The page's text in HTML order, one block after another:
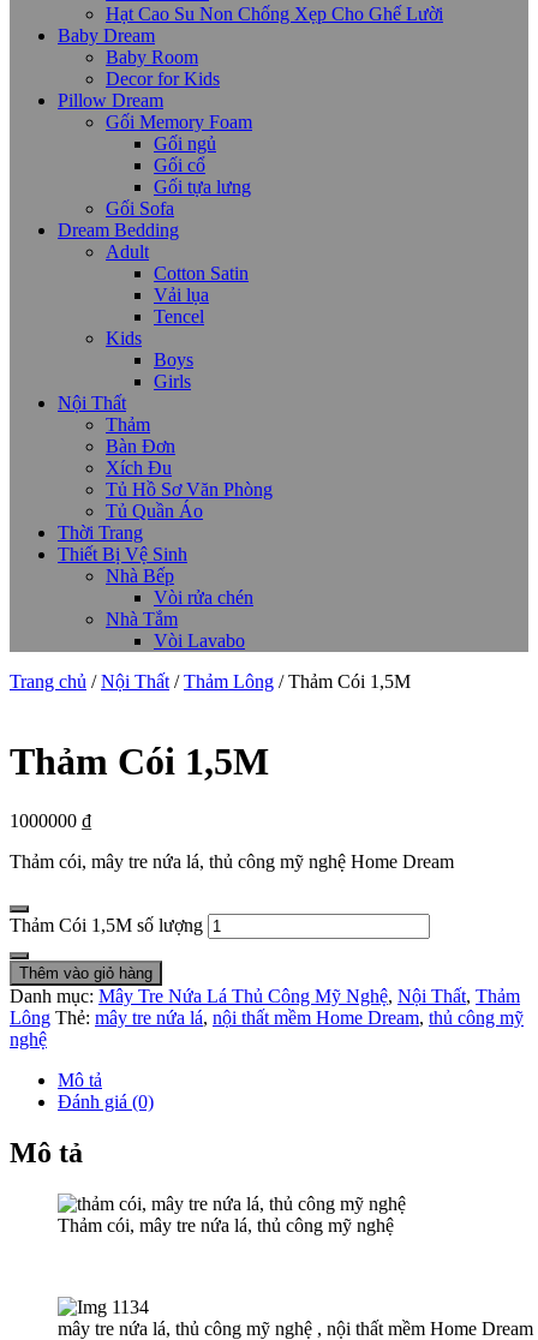
Hạt Cao Su Non Chống Xẹp Cho Ghế Lười
Baby Dream
Baby Room
Decor for Kids
Pillow Dream
Gối Memory Foam
Gối ngủ
Gối cổ
Gối tựa lưng
Gối Sofa
Dream Bedding
Adult
Cotton Satin
Vải lụa
Tencel
Kids
Boys
Girls
Nội Thất
Thảm
Bàn Đơn
Xích Đu
Tủ Hồ Sơ Văn Phòng
Tủ Quần Áo
Thời Trang
Thiết Bị Vệ Sinh
Nhà Bếp
Vòi rửa chén
Nhà Tắm
Vòi Lavabo
Trang chủ /Nội Thất /Thảm Lông / Thảm Cói 1,5M
Thảm Cói 1,5M
1000000 ₫
Thảm cói, mây tre nứa lá, thủ công mỹ nghệ Home Dream
Thảm Cói 1,5M số lượng
Thêm vào giỏ hàng
Danh mục: Mây Tre Nứa Lá Thủ Công Mỹ Nghệ, Nội Thất, Thảm
Lông Thẻ: mây tre nứa lá, nội thất mềm Home Dream, thủ công mỹ
nghệ
Mô tả
Đánh giá (0)
Mô tả
Thảm cói, mây tre nứa lá, thủ công mỹ nghệ
mây tre nứa lá, thủ công mỹ nghệ , nội thất mềm Home Dream